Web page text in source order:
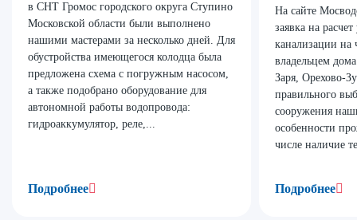
в СНТ Громос городского округа Ступино
Московской области были выполнено
нашими мастерами за несколько дней. Для
обустройства имеющегося колодца была
предложена схема с погружным насосом,
а также подобрано оборудование для
автономной работы водопровода:
гидроаккумулятор, реле,...
Подробнее
На сайте
заявка на
канализации на
владельцем
Заря, Орехово-
правильного
сооружения
особенности
числе наличие
Подробнее